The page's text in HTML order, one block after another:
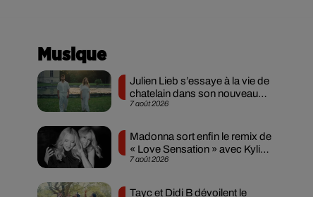
Musique
7 août 2026
Julien Lieb s’essaye à la vie de
chatelain dans son nouveau
clip
7 août 2026
Madonna sort enfin le remix de
« Love Sensation » avec Kylie
Minogue
Tayc et Didi B dévoilent le